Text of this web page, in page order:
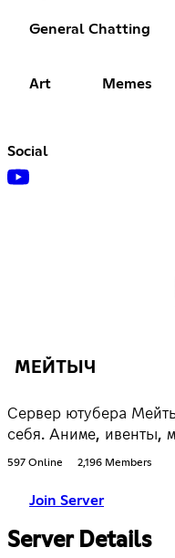
General Chatting
Art Memes
Social
МЕЙТЫЧ
Сервер ютубера
себя. Аниме, ивенты,
597 Online 2,196 Members
Join Server
Server Details